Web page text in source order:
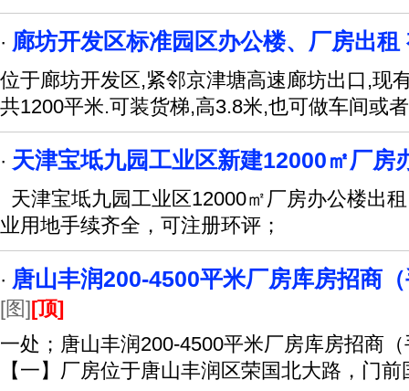
· 廊坊开发区标准园区办公楼、厂房出租
位于廊坊开发区,紧邻京津塘高速廊坊出口,现
共1200平米.可装货梯,高3.8米,也可做车间或者
· 天津宝坻九园工业区新建12000㎡厂房
天津宝坻九园工业区12000㎡厂房办公楼出
业用地手续齐全，可注册环评；
· 唐山丰润200-4500平米厂房库房招商
[图][顶]
一处；唐山丰润200-4500平米厂房库房招商
【一】厂房位于唐山丰润区荣国北大路，门